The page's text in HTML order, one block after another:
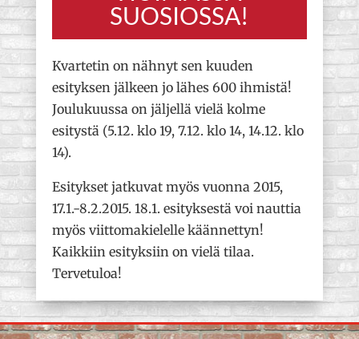
SUOSIOSSA!
Kvartetin on nähnyt sen kuuden
esityksen jälkeen jo lähes 600 ihmistä!
Joulukuussa on jäljellä vielä kolme
esitystä (5.12. klo 19, 7.12. klo 14, 14.12. klo
14).
Esitykset jatkuvat myös vuonna 2015,
17.1.-8.2.2015. 18.1. esityksestä voi nauttia
myös viittomakielelle käännettyn!
Kaikkiin esityksiin on vielä tilaa.
Tervetuloa!